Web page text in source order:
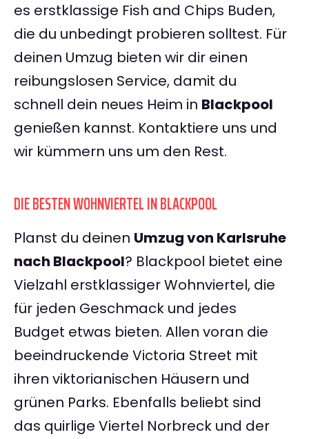
es erstklassige Fish and Chips Buden,
die du unbedingt probieren solltest. Für
deinen Umzug bieten wir dir einen
reibungslosen Service, damit du
schnell dein neues Heim in Blackpool
genießen kannst. Kontaktiere uns und
wir kümmern uns um den Rest.
DIE BESTEN WOHNVIERTEL IN BLACKPOOL
Planst du deinen Umzug von Karlsruhe
nach Blackpool? Blackpool bietet eine
Vielzahl erstklassiger Wohnviertel, die
für jeden Geschmack und jedes
Budget etwas bieten. Allen voran die
beeindruckende Victoria Street mit
ihren viktorianischen Häusern und
grünen Parks. Ebenfalls beliebt sind
das quirlige Viertel Norbreck und der